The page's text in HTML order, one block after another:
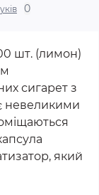
0
шт. (лимон)
сигарет з
невеликими
який